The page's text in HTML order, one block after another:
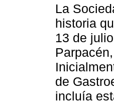
La
historia
13 de
de
incluía